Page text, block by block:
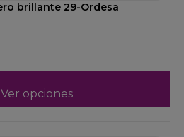
Taburete tolix bajo acero brillante 29-Ordesa
Ver opciones